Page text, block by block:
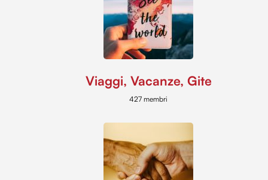
Viaggi, Vacanze, Gite
427 membri